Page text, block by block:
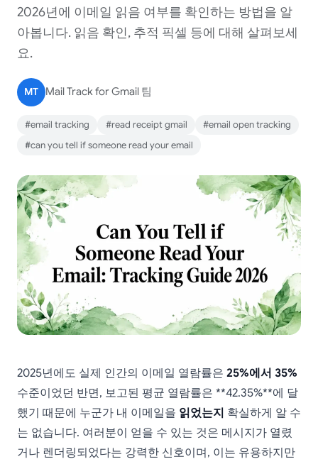
2026년에 이메일 읽음 여부를 확인하는 방법을 알
아봅니다. 읽음 확인, 추적 픽셀 등에 대해 살펴보세
요.
MT Mail Track for Gmail 팀
#email tracking #read receipt gmail
#email open tracking
#can you tell if someone read your email
2025년에도 실제 인간의 이메일 열람률은 25%에서 35%
수준이었던 반면, 보고된 평균 열람률은 **42.35%**에 달
했기 때문에 누군가 내 이메일을 읽었는지 확실하게 알 수
는 없습니다. 여러분이 얻을 수 있는 것은 메시지가 열렸
거나 렌더링되었다는 강력한 신호이며, 이는 유용하지만